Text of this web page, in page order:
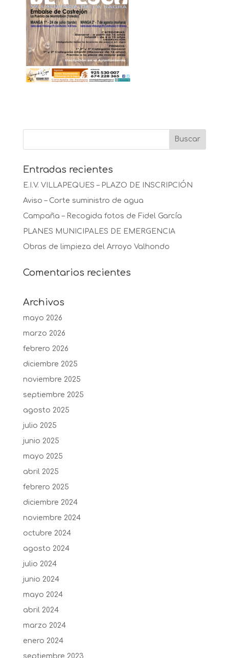
Entradas recientes
E.I.V. VILLAPEQUES – PLAZO DE INSCRIPCIÓN
Aviso – Corte suministro de agua
Campaña – Recogida fotos de Fidel García
PLANES MUNICIPALES DE EMERGENCIA
Obras de limpieza del Arroyo Valhondo
Comentarios recientes
Archivos
mayo 2026
marzo 2026
febrero 2026
diciembre 2025
noviembre 2025
septiembre 2025
agosto 2025
julio 2025
junio 2025
mayo 2025
abril 2025
febrero 2025
diciembre 2024
noviembre 2024
octubre 2024
agosto 2024
julio 2024
junio 2024
mayo 2024
abril 2024
marzo 2024
enero 2024
septiembre 2023